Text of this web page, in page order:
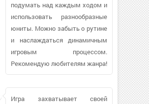
подумать над каждым ходом и
использовать разнообразные
юниты. Можно забыть о рутине
и наслаждаться динамичным
игровым процессом.
Рекомендую любителям жанра!
Игра захватывает своей